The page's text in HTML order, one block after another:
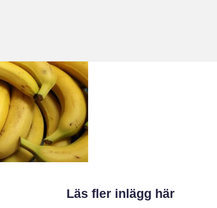
Läs fler inlägg här